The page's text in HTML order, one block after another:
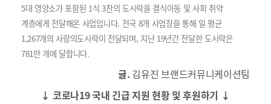
5대 영양소가 포함된 1식 3찬의 도시락을 결식아동 및 사회 취약
계층에게 전달해온 사업입니다. 전국 8개 사업장을 통해 일 평균
1,267개의 사랑의도시락이 전달되며, 지난 19년간 전달한 도시락은
781만 개에 달합니다.
글. 김유진 브랜드커뮤니케이션팀
↓ 코로나19 국내 긴급 지원 현황 및 후원하기 ↓